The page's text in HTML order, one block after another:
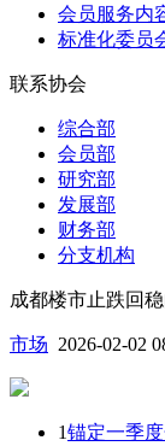
会员服务内
标准化委员
联系协会
综合部
会员部
研究部
发展部
财务部
分支机构
成都楼市止跌回
市场 2026-02-02
1锚定一季